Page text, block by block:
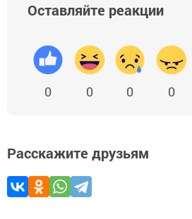
Оставляйте реакции
0 0 0 0
Расскажите друзьям